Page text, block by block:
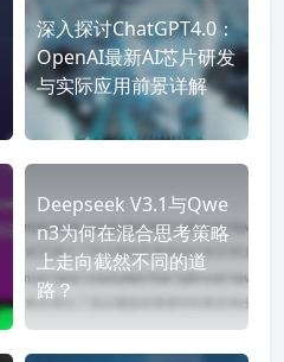
深入探讨ChatGPT4.0：
OpenAI最新AI芯片研发
与实际应用前景详解
Deepseek V3.1与Qwe
n3为何在混合思考策略
上走向截然不同的道
路？